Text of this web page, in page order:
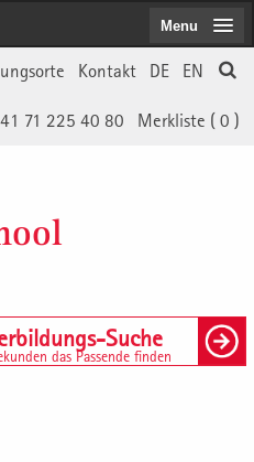
EN
DE
Kontakt
Merkliste ( 0 )
71 225 40 80
Suche
das Passende finden
Menu